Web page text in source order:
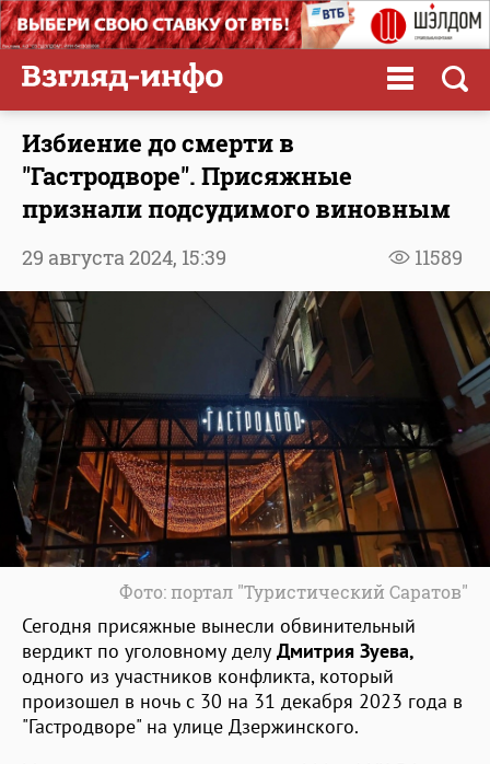
Избиение до смерти в
"Гастродворе". Присяжные
признали подсудимого виновным
11589
29 августа 2024, 15:39
Фото: портал "Туристический Саратов"
Сегодня присяжные вынесли обвинительный
вердикт по уголовному делу Дмитрия Зуева,
одного из участников конфликта, который
произошел в ночь с 30 на 31 декабря 2023 года в
"Гастродворе" на улице Дзержинского.